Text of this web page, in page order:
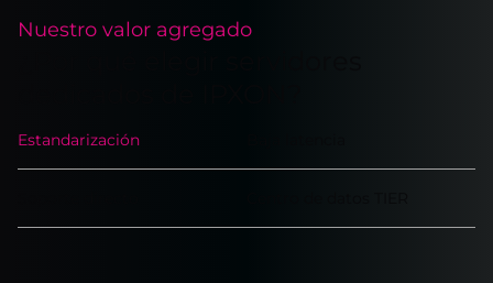
Nuestro valor agregado
Estandarización